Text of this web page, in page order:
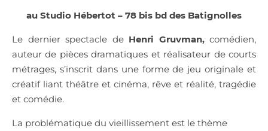
au Studio Hébertot – 78 bis bd des Batignolles
Le dernier spectacle de Henri Gruvman,comédien,
auteur de pièces dramatiques et réalisateur de courts
métrages, s’inscrit dans une forme de jeu originale et
créatif liant théâtre et cinéma, rêve et réalité, tragédie
et comédie.
La problématique du vieillissement est le thème